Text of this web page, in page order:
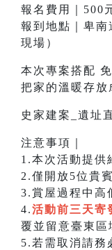
報名費用｜500
報到地點｜卑南
現場）
本次專案搭配
把家的溫暖存放
史家建案_遺址
注意事項｜
1.本次活動提供
2.僅開放5位貴
3.賞屋過程中高
4.活動前三天
覆並留意臺東區
5.若需取消請務